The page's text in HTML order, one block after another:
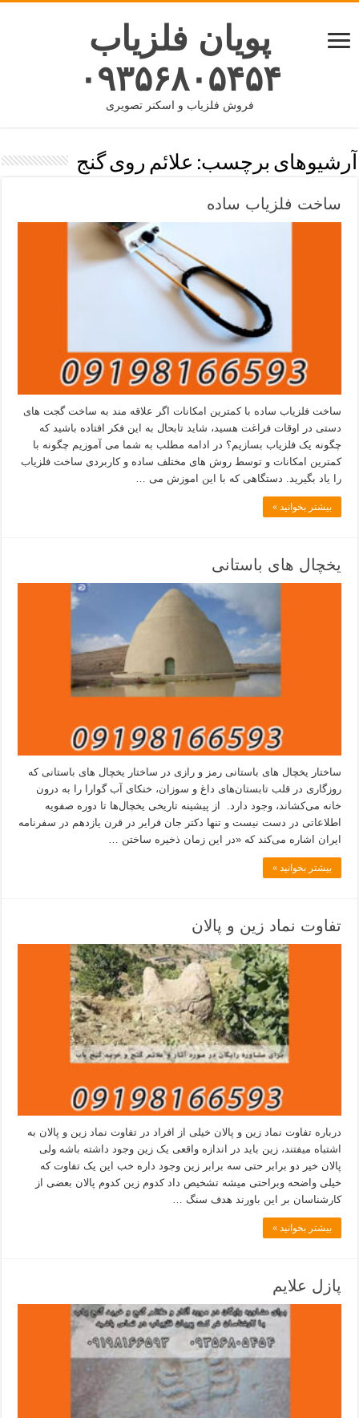
پویان فلزیاب
۰۹۳۵۶۸۰۵۴۵۴
فروش فلزیاب و اسکنر تصویری
آرشیوهای برچسب: علائم روی گنج
ساخت فلزیاب ساده
ساخت فلزیاب ساده با کمترین امکانات اگر علاقه مند به ساخت گجت های
دستی در اوقات فراغت هسید، شاید تابحال به این فکر افتاده باشید که
چگونه یک فلزیاب بسازیم؟ در ادامه مطلب به شما می آموزیم چگونه با
کمترین امکانات و توسط روش های مختلف ساده و کاربردی ساخت فلزیاب
را یاد بگیرید. دستگاهی که با این اموزش می …
بیشتر بخوانید »
یخچال های باستانی
ساختار یخچال های باستانی رمز و رازی در ساختار یخچال های باستانی که
روزگاری در قلب تابستان‌های داغ و سوزان، خنکای آب گوارا را به درون
خانه می‌کشاند، وجود دارد. از پیشینه تاریخی یخچال‌ها تا دوره صفویه
اطلاعاتی در دست نیست و تنها دکتر جان فرایر در قرن یازدهم در سفرنامه
ایران اشاره می‌کند که «در این زمان ذخیره ساختن …
بیشتر بخوانید »
تفاوت نماد زین و پالان
درباره تفاوت نماد زین و پالان خیلی از افراد در تفاوت نماد زین و پالان به
اشتباه میفتند، زین باید در اندازه واقعی یک زین وجود داشته باشه ولی
پالان خیر دو برابر حتی سه برابر زین وجود داره خب این یک تفاوت که
خیلی واضحه وبراحتی میشه تشخیص داد کدوم زین کدوم پالان بعضی از
کارشناسان بر این باورند هدف سنگ …
بیشتر بخوانید »
پازل علایم